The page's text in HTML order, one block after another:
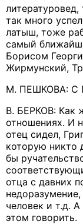
так много
латыш, тоже
самый
Борисом
Жирмунский,
М. ПЕШКОВА: С
В. БЕРКОВ: Как
отношениях. И
отец сидел,
которую никто
бы
отца с давних
человек и т.д.
этом говорить.